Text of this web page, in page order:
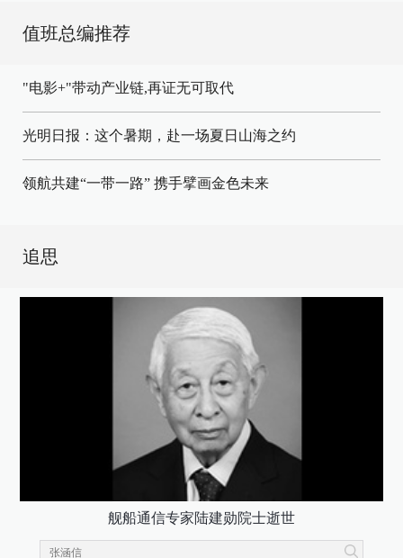
值班总编推荐
"电影+"带动产业链,再证无可取代
光明日报：这个暑期，赴一场夏日山海之约
领航共建“一带一路” 携手擘画金色未来
追思
舰船通信专家陆建勋院士逝世